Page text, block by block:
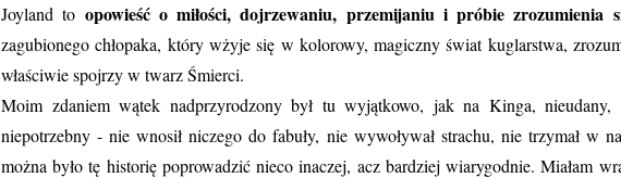
Joyland to opowieść o miłości, dojrzewaniu, przemijaniu i próbie zrozumienia
zagubionego chłopaka, który wżyje się w kolorowy, magiczny świat kuglarstwa,
właściwie spojrzy w twarz Śmierci.
Moim zdaniem wątek nadprzyrodzony był tu wyjątkowo, jak na Kinga, nieudany,
niepotrzebny - nie wnosił niczego do fabuły, nie wywoływał strachu, nie trzymał w
można było tę historię poprowadzić nieco inaczej, acz bardziej wiarygodnie. Miałam